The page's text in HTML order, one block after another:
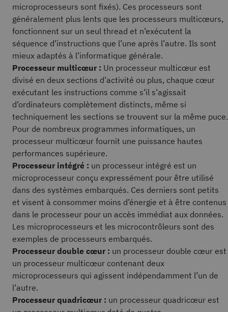
microprocesseurs sont fixés). Ces processeurs sont
généralement plus lents que les processeurs multicœurs,
fonctionnent sur un seul thread et n’exécutent la
séquence d’instructions que l’une après l’autre. Ils sont
mieux adaptés à l’informatique générale.
Processeur multicœur : Un processeur multicœur est
divisé en deux sections d’activité ou plus, chaque cœur
exécutant les instructions comme s’il s’agissait
d’ordinateurs complètement distincts, même si
techniquement les sections se trouvent sur la même puce.
Pour de nombreux programmes informatiques, un
processeur multicœur fournit une puissance hautes
performances supérieure.
Processeur intégré : un processeur intégré est un
microprocesseur conçu expressément pour être utilisé
dans des systèmes embarqués. Ces derniers sont petits
et visent à consommer moins d’énergie et à être contenus
dans le processeur pour un accès immédiat aux données.
Les microprocesseurs et les microcontrôleurs sont des
exemples de processeurs embarqués.
Processeur double cœur : un processeur double cœur est
un processeur multicœur contenant deux
microprocesseurs qui agissent indépendamment l’un de
l’autre.
Processeur quadricœur : un processeur quadricœur est